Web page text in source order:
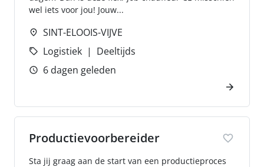
wel iets voor jou! Jouw...
SINT-ELOOIS-VIJVE
Logistiek
Deeltijds
6 dagen geleden
Productievoorbereider
Sta jij graag aan de start van een productieproces